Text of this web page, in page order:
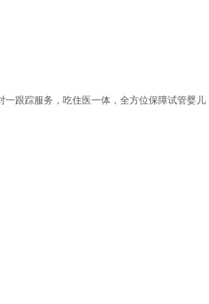
一跟踪服务，吃住医一体，全方位保障试管婴儿